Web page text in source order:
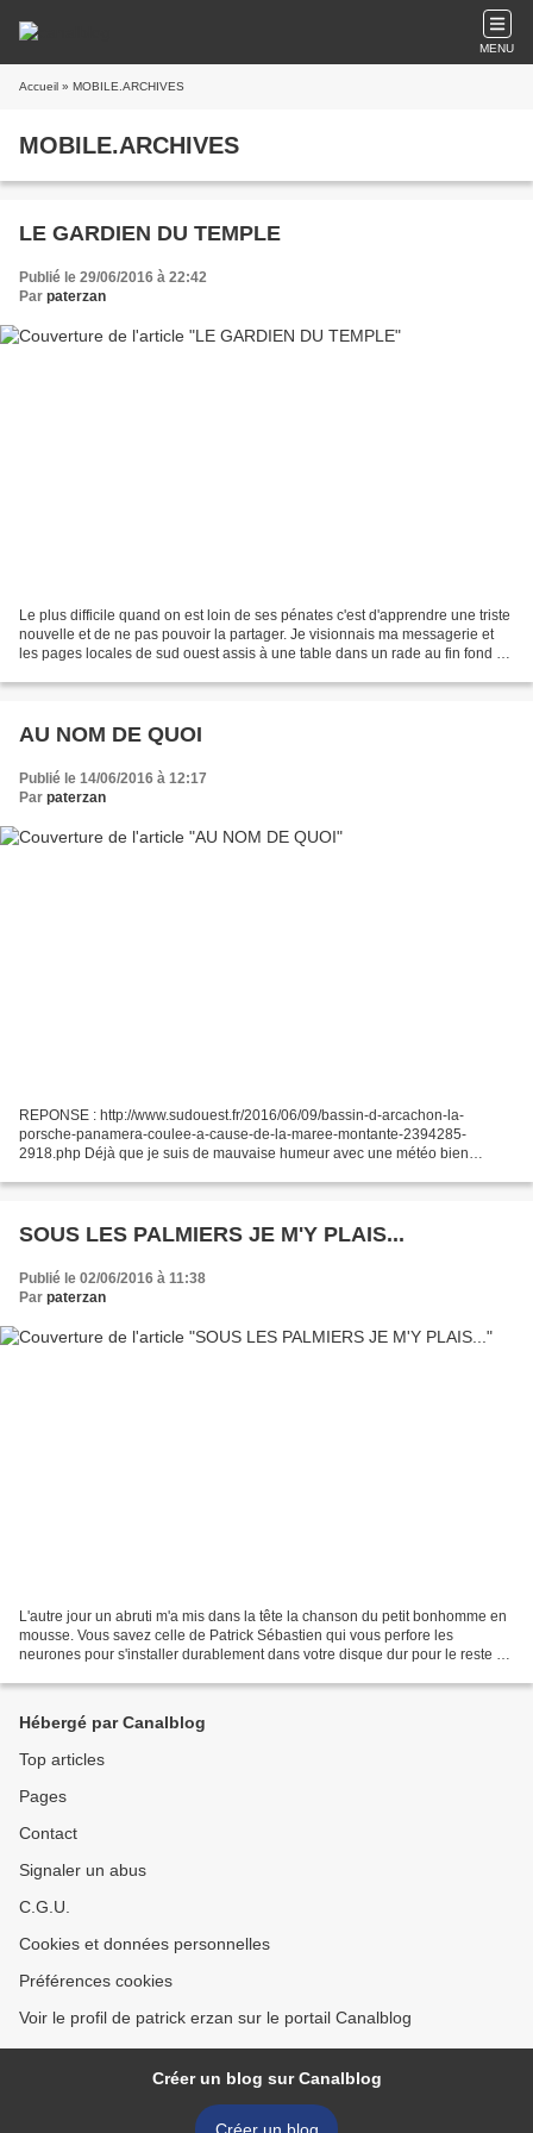
MENU
Accueil » MOBILE.ARCHIVES
MOBILE.ARCHIVES
LE GARDIEN DU TEMPLE
Publié le 29/06/2016 à 22:42
Par paterzan
Le plus difficile quand on est loin de ses pénates c'est d'apprendre une triste
nouvelle et de ne pas pouvoir la partager. Je visionnais ma messagerie et
les pages locales de sud ouest assis à une table dans un rade au fin fond de
AU NOM DE QUOI
Publié le 14/06/2016 à 12:17
Par paterzan
REPONSE : http://www.sudouest.fr/2016/06/09/bassin-d-arcachon-la-
porsche-panamera-coulee-a-cause-de-la-maree-montante-2394285-
2918.php Déjà que je suis de mauvaise humeur avec une météo bien
SOUS LES PALMIERS JE M'Y PLAIS...
Publié le 02/06/2016 à 11:38
Par paterzan
L'autre jour un abruti m'a mis dans la tête la chanson du petit bonhomme en
mousse. Vous savez celle de Patrick Sébastien qui vous perfore les
neurones pour s'installer durablement dans votre disque dur pour le reste de
Hébergé par Canalblog
Top articles
Pages
Contact
Signaler un abus
C.G.U.
Cookies et données personnelles
Préférences cookies
Voir le profil de patrick erzan sur le portail Canalblog
Créer un blog sur Canalblog